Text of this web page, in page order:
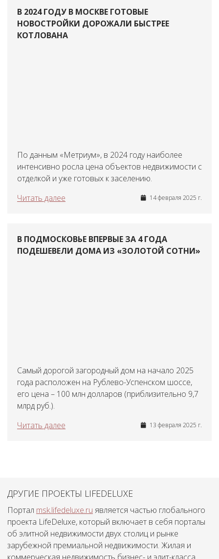
В 2024 ГОДУ В МОСКВЕ ГОТОВЫЕ
НОВОСТРОЙКИ ДОРОЖАЛИ БЫСТРЕЕ
КОТЛОВАНА
По данным «Метриум», в 2024 году наиболее
интенсивно росла цена объектов недвижимости с
отделкой и уже готовых к заселению.
Читать далее
14 февраля 2025 г.
В ПОДМОСКОВЬЕ ВПЕРВЫЕ ЗА 4 ГОДА
ПОДЕШЕВЕЛИ ДОМА ИЗ «ЗОЛОТОЙ СОТНИ»
Самый дорогой загородный дом на начало 2025
года расположен на Рублево-Успенском шоссе,
его цена – 100 млн долларов (приблизительно 9,7
млрд руб.).
Читать далее
13 февраля 2025 г.
ДРУГИЕ ПРОЕКТЫ LIFEDELUXE
Портал msk.lifedeluxe.ru является частью глобального
проекта LifeDeluxe, который включает в себя порталы
об элитной недвижимости двух столиц и рынке
зарубежной премиальной недвижимости. Жилая и